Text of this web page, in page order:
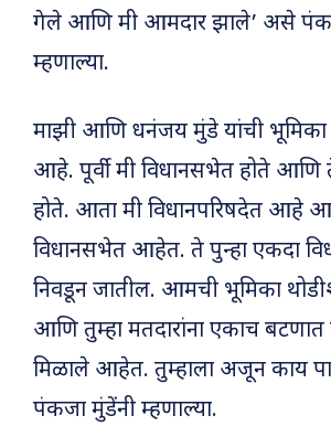
गेले आणि मी आमदार झाले’ असे
म्हणाल्या.
माझी आणि धनंजय मुंडे यांची
आहे. पूर्वी मी विधानसभेत होते आणि
होते. आता मी विधानपरिषदेत आहे
विधानसभेत आहेत. ते पुन्हा एकदा
निवडून जातील. आमची भूमिका
आणि तुम्हा मतदारांना एकाच
मिळाले आहेत. तुम्हाला अजून काय
पंकजा मुंडेंनी म्हणाल्या.